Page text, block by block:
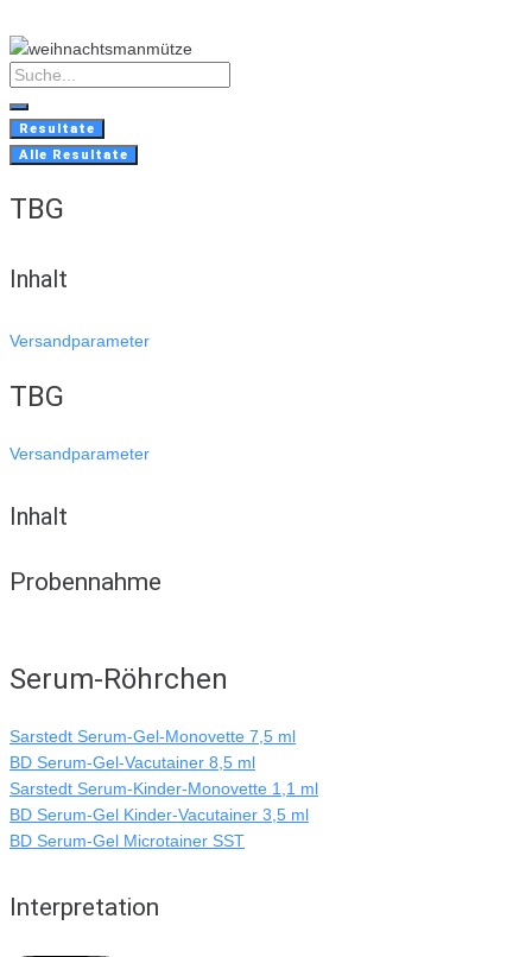
to
content
Search
...
Resultate
Alle Resultate
TBG
Inhalt
Versandparameter
TBG
Versandparameter
Inhalt
Probennahme
Serum-Röhrchen
Sarstedt Serum-Gel-Monovette 7,5 ml
BD Serum-Gel-Vacutainer 8,5 ml
Sarstedt Serum-Kinder-Monovette 1,1 ml
BD Serum-Gel Kinder-Vacutainer 3,5 ml
BD Serum-Gel Microtainer SST
Interpretation